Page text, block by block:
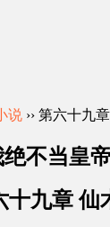
说 ›› 第六十九
绝不当皇帝
十九章 仙